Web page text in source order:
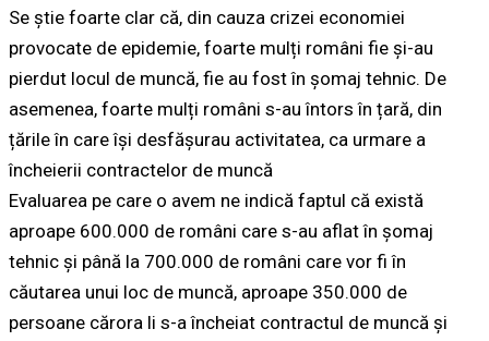
Se știe foarte clar că, din cauza crizei economiei
provocate de epidemie, foarte mulți români fie și-au
pierdut locul de muncă, fie au fost în șomaj tehnic. De
asemenea, foarte mulți români s-au întors în țară, din
țările în care își desfășurau activitatea, ca urmare a
încheierii contractelor de muncă
Evaluarea pe care o avem ne indică faptul că există
aproape 600.000 de români care s-au aflat în șomaj
tehnic și până la 700.000 de români care vor fi în
căutarea unui loc de muncă, aproape 350.000 de
persoane cărora li s-a încheiat contractul de muncă și